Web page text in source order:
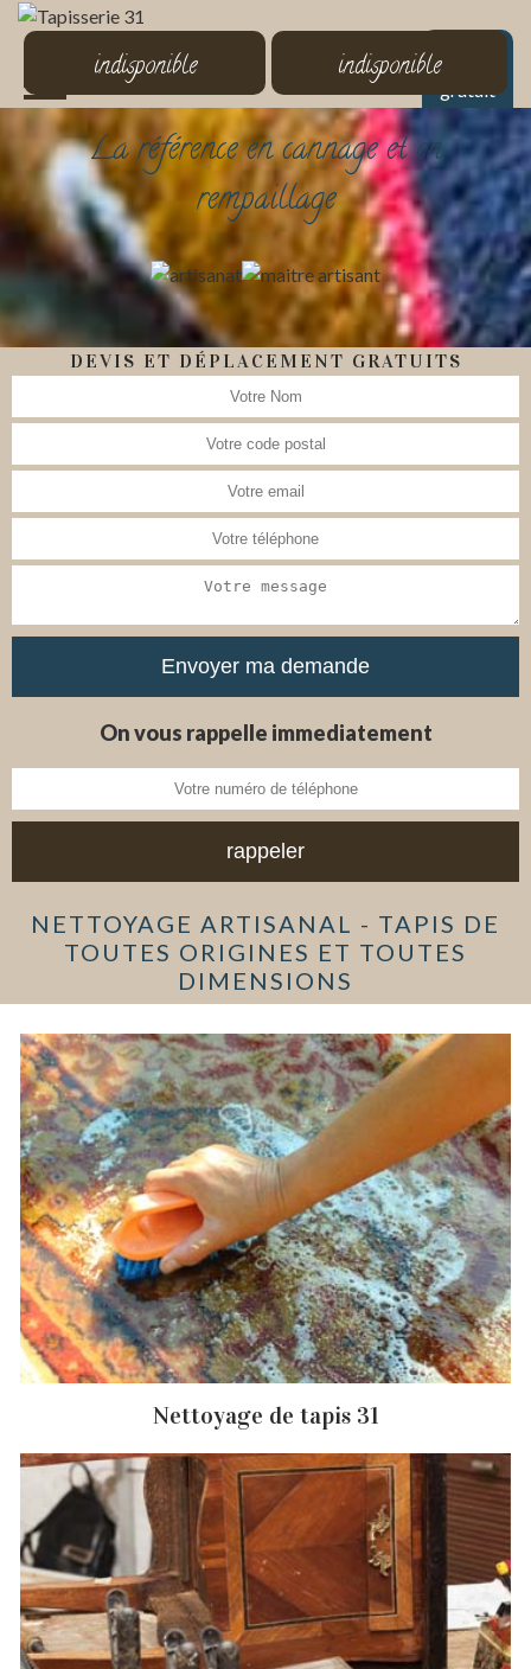
Devis
gratuit
indisponible indisponible
La référence en cannage et en
rempaillage
DEVIS ET DÉPLACEMENT GRATUITS
On vous rappelle immediatement
NETTOYAGE ARTISANAL - TAPIS DE
TOUTES ORIGINES ET TOUTES
DIMENSIONS
Nettoyage de tapis 31